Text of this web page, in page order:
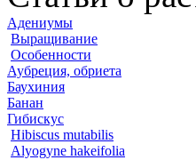
Адениумы
Выращивание
Особенности
Аубреция, обриета
Баухиния
Банан
Гибискус
Hibiscus mutabilis
Alyogyne hakeifolia